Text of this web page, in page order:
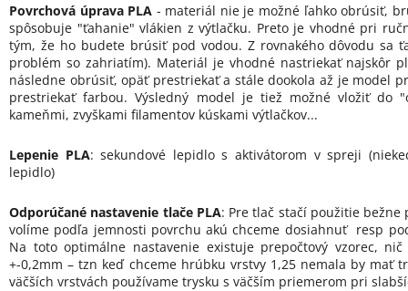
Povrchová úprava PLA - materiál nie je možné ľahko obrúsiť,
spôsobuje "ťahanie" vlákien z výtlačku. Preto je vhodné pri
tým, že ho budete brúsiť pod vodou. Z rovnakého dôvodu sa
problém so zahriatím). Materiál je vhodné nastriekať najskôr
následne obrúsiť, opäť prestriekať a stále dookola až je model
prestriekať farbou. Výsledný model je tiež možné vložiť do
kameňmi, zvyškami filamentov kúskami výtlačkov...
Lepenie PLA: sekundové lepidlo s aktivátorom v spreji
lepidlo)
Odporúčané nastavenie tlače PLA: Pre tlač stačí použitie bežne
volíme podľa jemnosti povrchu akú chceme dosiahnuť resp
Na toto optimálne nastavenie existuje prepočtový vzorec,
+-0,2mm – tzn keď chceme hrúbku vrstvy 1,25 nemala by mať
väčších vrstvách používame trysku s väčším priemerom pri